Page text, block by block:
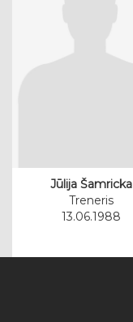
Jūlija Šamricka
Treneris
13.06.1988